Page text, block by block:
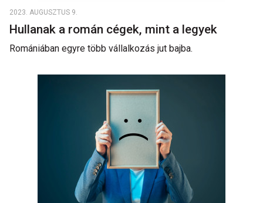
2023. AUGUSZTUS 9.
Hullanak a román cégek, mint a legyek
Romániában egyre több vállalkozás jut bajba.